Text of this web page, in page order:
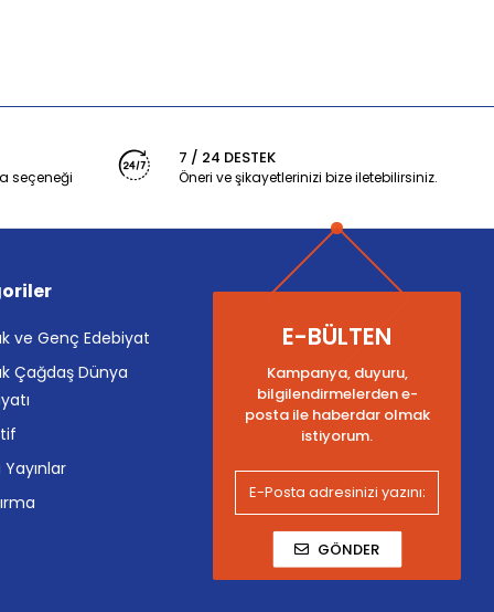
seçeneği
7 / 24 DESTEK
Öneri ve şikayetlerinizi bize iletebilirsiniz.
ve Genç Edebiyat
Çağdaş Dünya
Yayınlar
E-BÜLTEN
Kampanya, duyuru,
bilgilendirmelerden e-
posta ile haberdar olmak
istiyorum.
GÖNDER